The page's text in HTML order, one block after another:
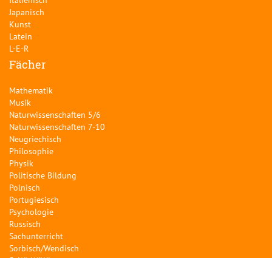
Japanisch
Kunst
Latein
L-E-R
Fächer
Mathematik
Musik
Naturwissenschaften 5/6
Naturwissenschaften 7-10
Neugriechisch
Philosophie
Physik
Politische Bildung
Polnisch
Portugiesisch
Psychologie
Russisch
Sachunterricht
Sorbisch/Wendisch